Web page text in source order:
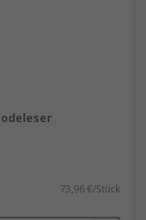
– bei RS
73,96 €/Stück